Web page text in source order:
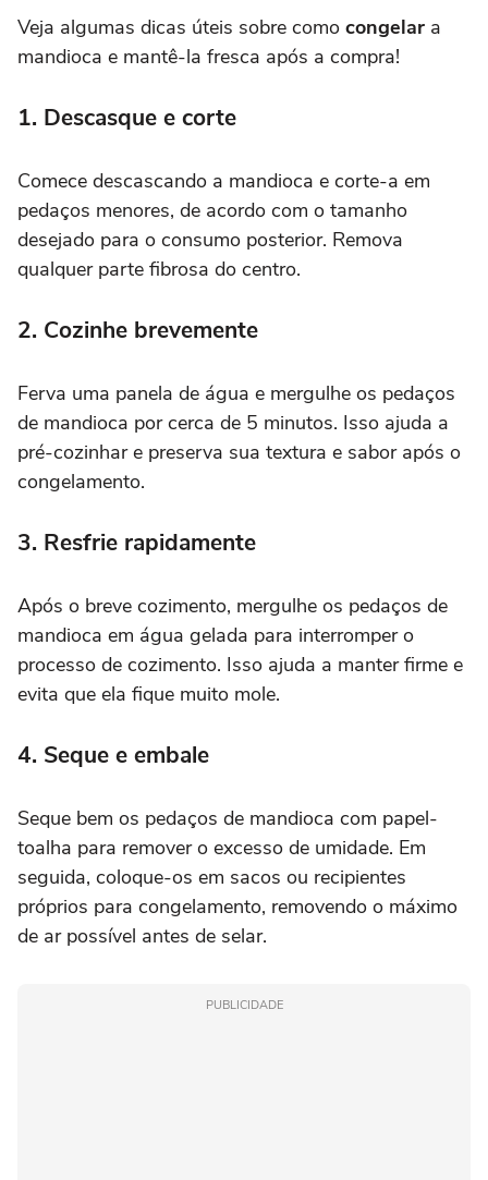
Veja algumas dicas úteis sobre como congelar a
mandioca e mantê-la fresca após a compra!
1. Descasque e corte
Comece descascando a mandioca e corte-a em
pedaços menores, de acordo com o tamanho
desejado para o consumo posterior. Remova
qualquer parte fibrosa do centro.
2. Cozinhe brevemente
Ferva uma panela de água e mergulhe os pedaços
de mandioca por cerca de 5 minutos. Isso ajuda a
pré-cozinhar e preserva sua textura e sabor após o
congelamento.
3. Resfrie rapidamente
Após o breve cozimento, mergulhe os pedaços de
mandioca em água gelada para interromper o
processo de cozimento. Isso ajuda a manter firme e
evita que ela fique muito mole.
4. Seque e embale
Seque bem os pedaços de mandioca com papel-
toalha para remover o excesso de umidade. Em
seguida, coloque-os em sacos ou recipientes
próprios para congelamento, removendo o máximo
de ar possível antes de selar.
PUBLICIDADE